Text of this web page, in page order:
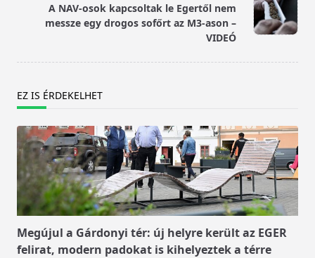
reader-
text">Page</span>
A NAV-osok kapcsoltak le Egertől nem
messze egy drogos sofőrt az M3-ason –
VIDEÓ
EZ IS ÉRDEKELHET
Megújul a Gárdonyi tér: új helyre került az EGER
felirat, modern padokat is kihelyeztek a térre